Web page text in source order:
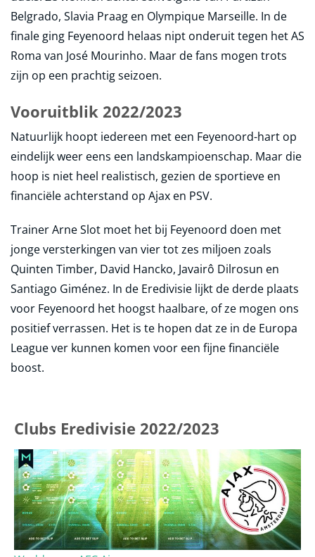
Belgrado, Slavia Praag en Olympique Marseille. In de
finale ging Feyenoord helaas nipt onderuit tegen het AS
Roma van José Mourinho. Maar de fans mogen trots
zijn op een prachtig seizoen.
Vooruitblik 2022/2023
Natuurlijk hoopt iedereen met een Feyenoord-hart op
eindelijk weer eens een landskampioenschap. Maar die
hoop is niet heel realistisch, gezien de sportieve en
financiële achterstand op Ajax en PSV.
Trainer Arne Slot moet het bij Feyenoord doen met
jonge versterkingen van vier tot zes miljoen zoals
Quinten Timber, David Hancko, Javairô Dilrosun en
Santiago Giménez. In de Eredivisie lijkt de derde plaats
voor Feyenoord het hoogst haalbare, of ze mogen ons
positief verrassen. Het is te hopen dat ze in de Europa
League ver kunnen komen voor een fijne financiële
boost.
Clubs Eredivisie 2022/2023